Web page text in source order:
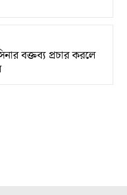
বক্তব্য প্রচার করলে